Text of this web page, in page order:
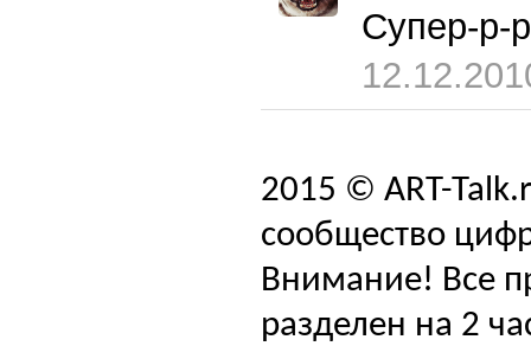
Супер-р-
2015 © ART-
сообщество
Внимание! Все
разделен на 2